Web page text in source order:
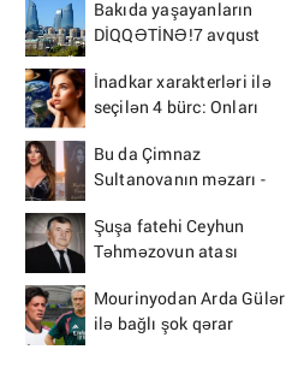
Bakıda yaşayanların
DİQQƏTİNƏ!7 avqust
etibarən...
İnadkar xarakterləri ilə
seçilən 4 bürc: Onları
çətindir
Bu da Çimnaz
Sultanovanın məzarı -
Şuşa fatehi Ceyhun
Təhməzovun atası
Mourinyodan Arda Gülər
ilə bağlı şok qərar